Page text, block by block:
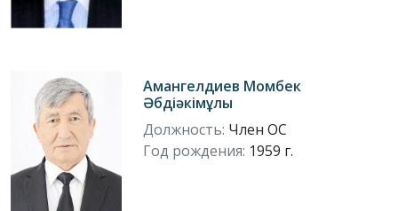
Амангелдиев Момбек
Әбдіәкімұлы
Должность: Член ОС
Год рождения: 1959 г.